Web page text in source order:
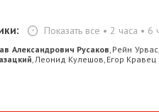
Показать все • 2 часа • 6
Александрович Русаков, Рейн Урвас,
,Леонид Кулешов, Егор Кравец